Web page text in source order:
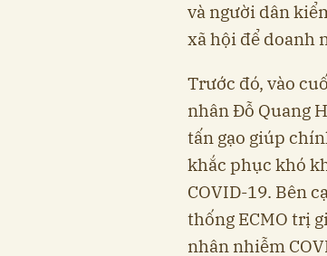
và người dân
xã hội để doanh
Trước đó, vào
nhân Đỗ Quang
tấn gạo giúp
khắc phục khó
COVID-19. Bên
thống ECMO trị
nhân nhiễm